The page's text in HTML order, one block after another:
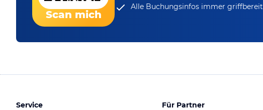
Scan mich
Alle Buchungsinfos immer griffbereit
Service Für Partner